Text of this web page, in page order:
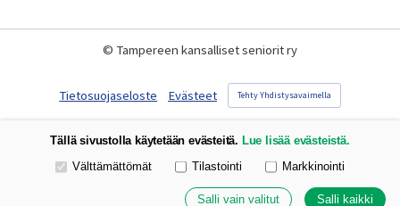
© Tampereen kansalliset seniorit ry
Tietosuojaseloste Evästeet Tehty Yhdistysavaimella
Tällä sivustolla käytetään evästeitä. Lue lisää evästeistä.
Valitse käytettävät evästeet
Välttämättömät Tilastointi Markkinointi
Salli vain valitut Salli kaikki